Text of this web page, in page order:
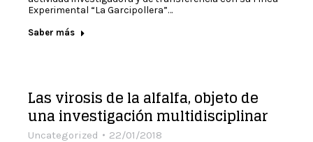
Experimental “La Garcipollera”…
Saber más
Las virosis de la alfalfa, objeto de
una investigación multidisciplinar
Uncategorized 22/01/2018